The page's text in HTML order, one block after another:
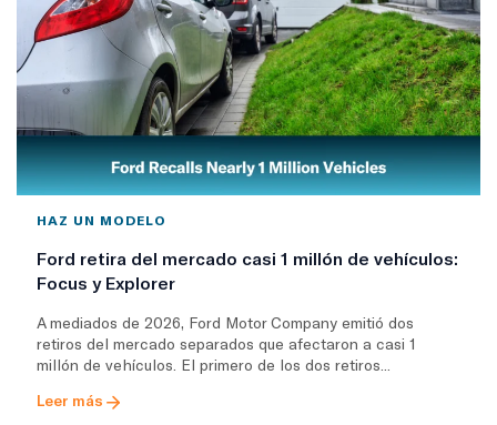
HAZ UN MODELO
Ford retira del mercado casi 1 millón de vehículos:
Focus y Explorer
A mediados de 2026, Ford Motor Company emitió dos
retiros del mercado separados que afectaron a casi 1
millón de vehículos. El primero de los dos retiros...
Leer más